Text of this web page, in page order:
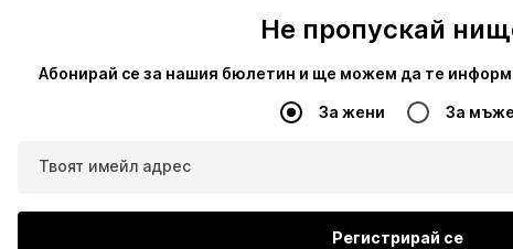
Не пропускай
Абонирай се за нашия бюлетин и ще можем да те
За жени За мъже
Твоят имейл адрес
Регистрирай се